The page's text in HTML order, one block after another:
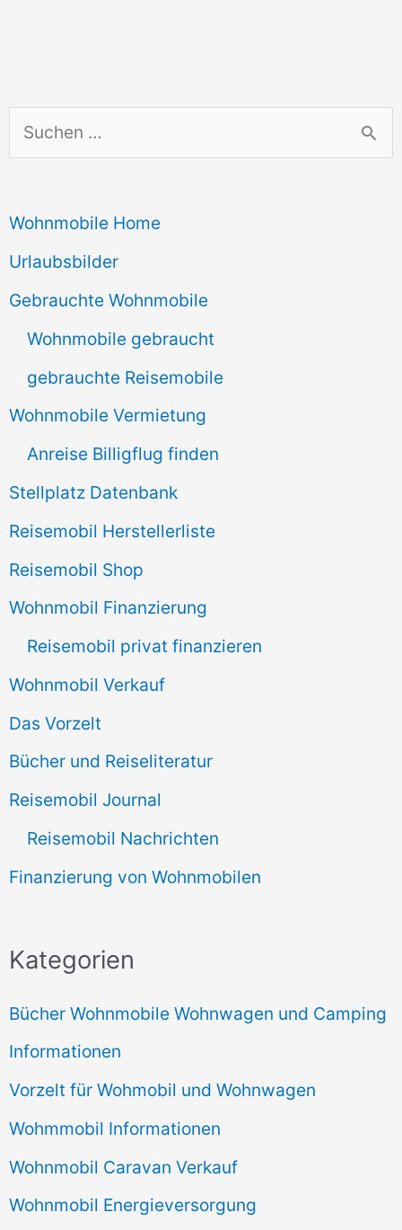
u
h
e
n
Wohnmobile Home
Urlaubsbilder
Gebrauchte Wohnmobile
Wohnmobile gebraucht
gebrauchte Reisemobile
Wohnmobile Vermietung
Anreise Billigflug finden
Stellplatz Datenbank
Reisemobil Herstellerliste
Reisemobil Shop
Wohnmobil Finanzierung
Reisemobil privat finanzieren
Wohnmobil Verkauf
Das Vorzelt
Bücher und Reiseliteratur
Reisemobil Journal
Reisemobil Nachrichten
Finanzierung von Wohnmobilen
Kategorien
Bücher Wohnmobile Wohnwagen und Camping
Informationen
Vorzelt für Wohmobil und Wohnwagen
Wohmmobil Informationen
Wohnmobil Caravan Verkauf
Wohnmobil Energieversorgung